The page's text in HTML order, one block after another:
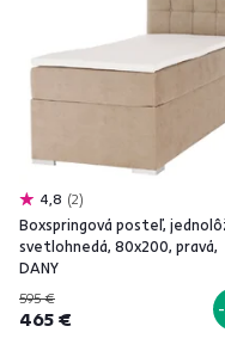
4,8 2
Boxspringová posteľ,
svetlohnedá, 80x200, pravá,
DANY
595 €
465 €